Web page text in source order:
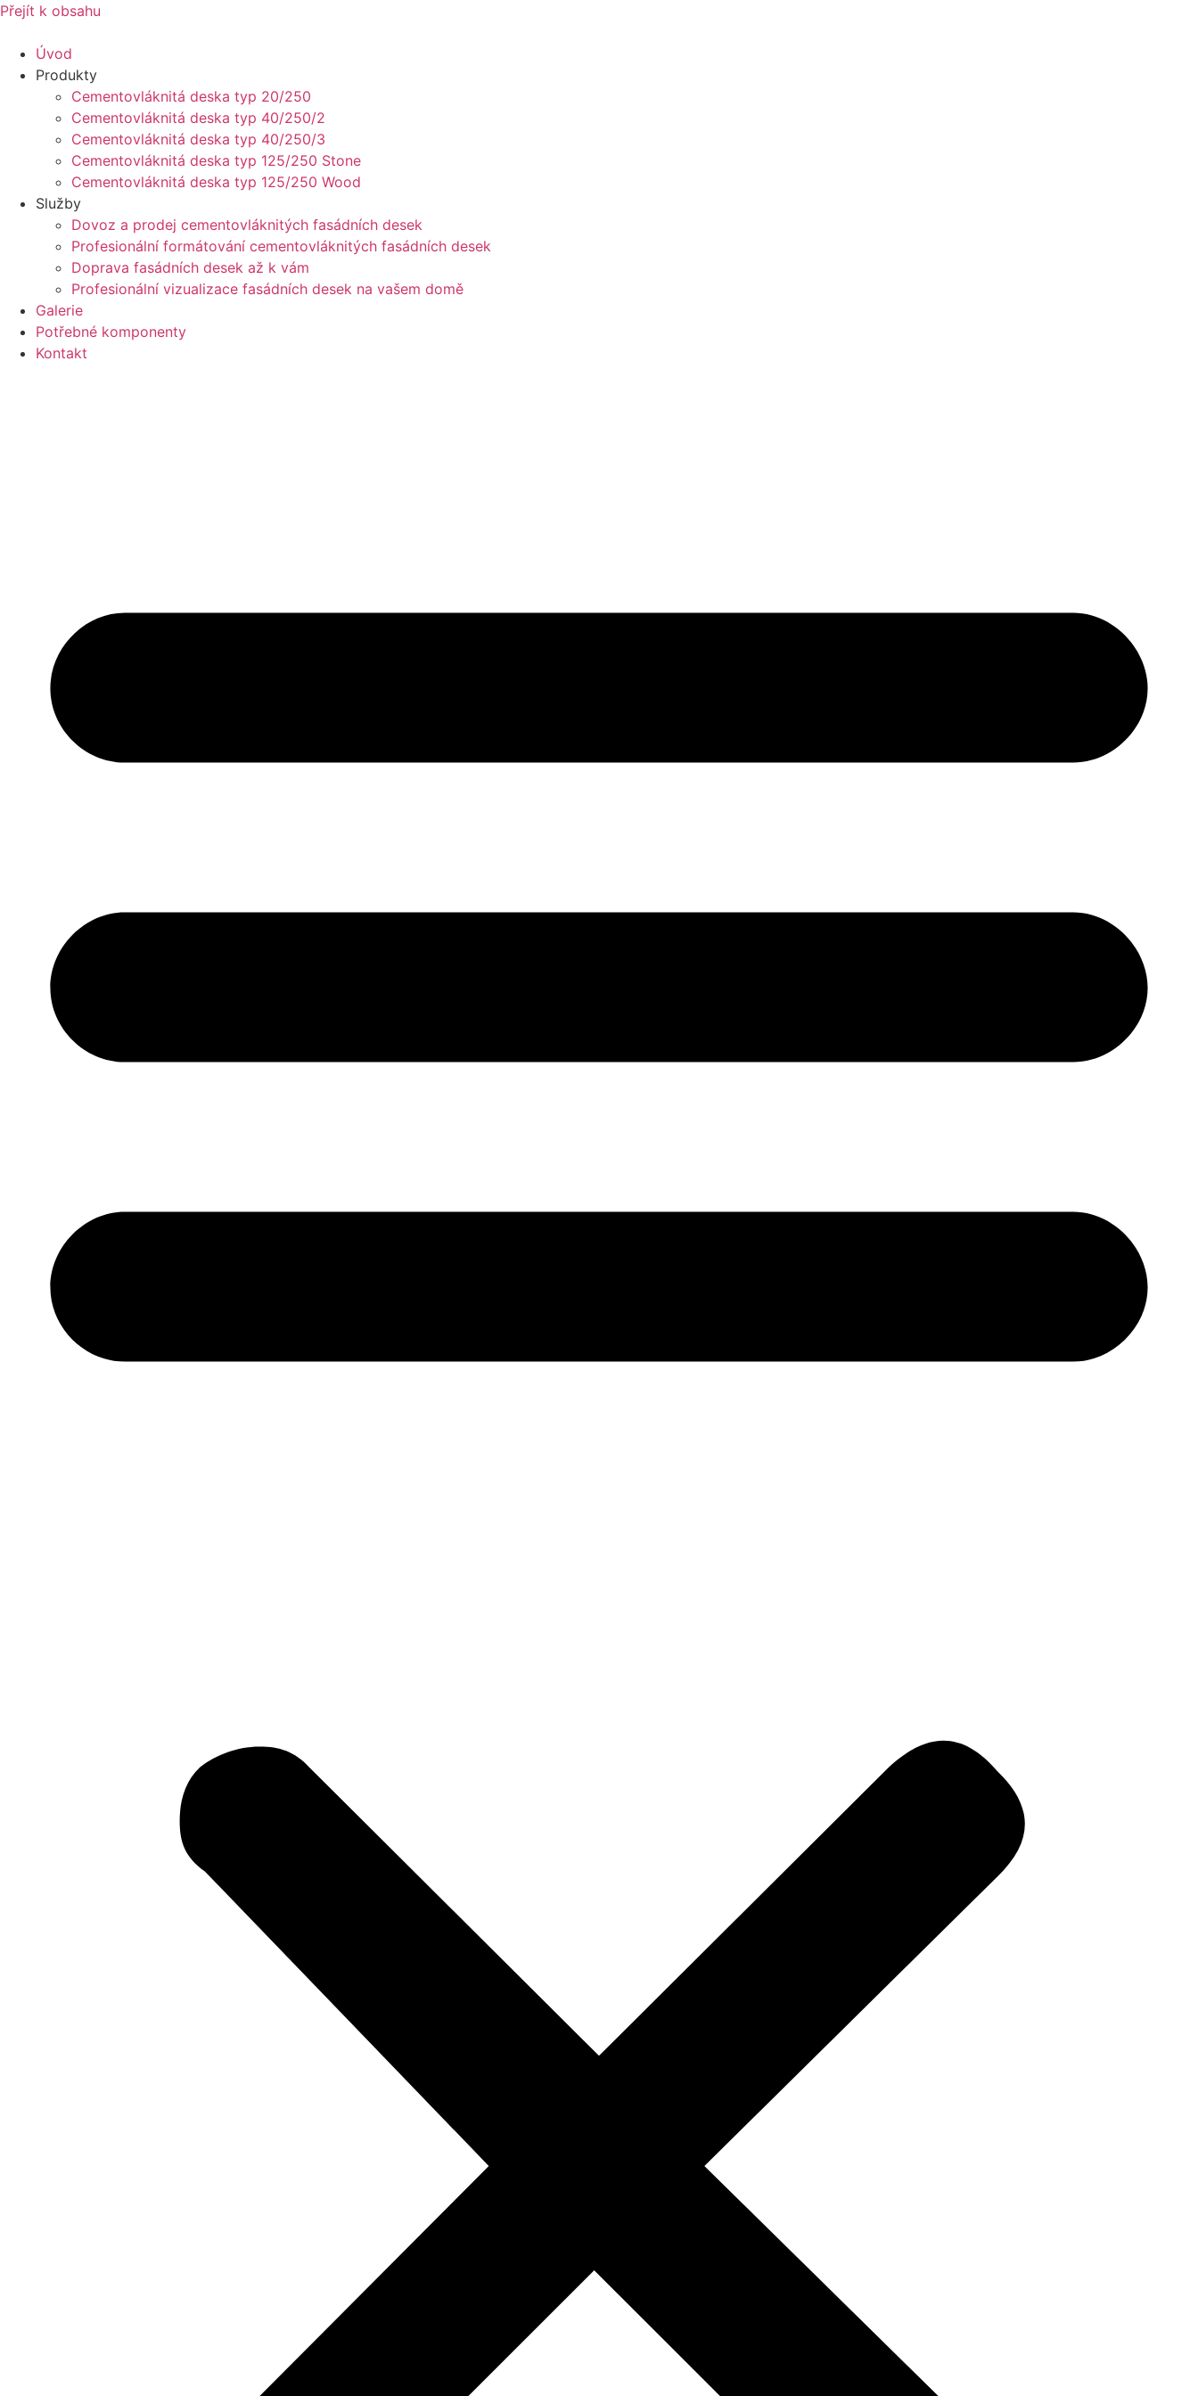
Přejít k obsahu
Úvod
Produkty
Cementovláknitá deska typ 20/250
Cementovláknitá deska typ 40/250/2
Cementovláknitá deska typ 40/250/3
Cementovláknitá deska typ 125/250 Stone
Cementovláknitá deska typ 125/250 Wood
Služby
Dovoz a prodej cementovláknitých fasádních desek
Profesionální formátování cementovláknitých fasádních desek
Doprava fasádních desek až k vám
Profesionální vizualizace fasádních desek na vašem domě
Galerie
Potřebné komponenty
Kontakt